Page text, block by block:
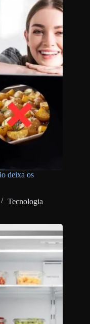
deixa os
Tecnologia